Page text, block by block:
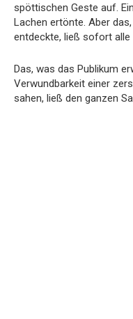
spöttischen Geste auf.
Lachen ertönte. Aber
entdeckte, ließ sofort alle
Das, was das Publikum
Verwundbarkeit einer
sahen, ließ den ganzen